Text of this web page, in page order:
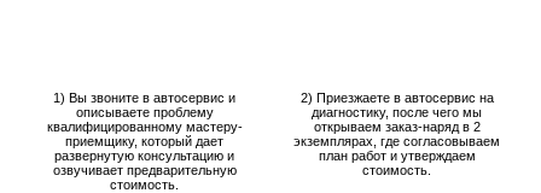
1) Вы звоните в автосервис и
описываете проблему
квалифицированному мастеру-
приемщику, который дает
развернутую консультацию и
озвучивает предварительную
стоимость.
2) Приезжаете в автосервис на
диагностику, после чего мы
открываем заказ-наряд в 2
экземплярах, где согласовываем
план работ и утверждаем
стоимость.